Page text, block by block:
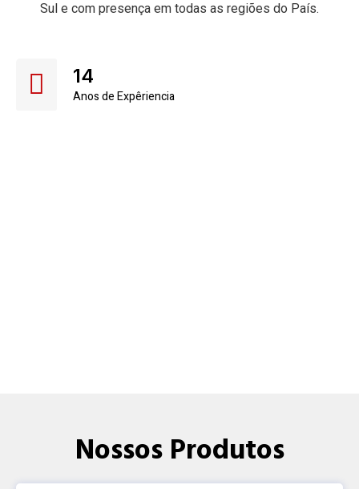
Sul e com presença em todas as regiões do País.
14
Anos de Expêriencia
Nossos Produtos